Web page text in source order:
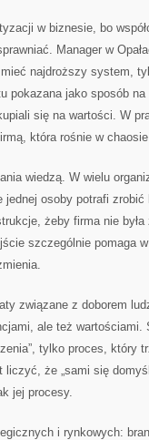
w biznesie, bo
Manager w
najdroższy system,
pokazana jako sposób
się na wartości. W
która rośnie w
wiedzą. W wielu
jednej osoby potrafi
żeby firma nie była
szczególnie pomaga
związane z doborem
ale też wartościami.
tylko proces, który
że „sami się
jej procesy.
i rynkowych: